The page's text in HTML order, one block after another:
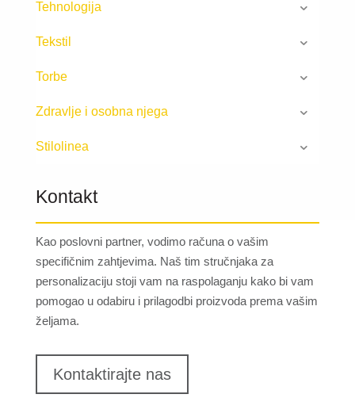
Tehnologija
Tekstil
Torbe
Zdravlje i osobna njega
Stilolinea
Kontakt
Kao poslovni partner, vodimo računa o vašim
specifičnim zahtjevima. Naš tim stručnjaka za
personalizaciju stoji vam na raspolaganju kako bi vam
pomogao u odabiru i prilagodbi proizvoda prema vašim
željama.
Kontaktirajte nas